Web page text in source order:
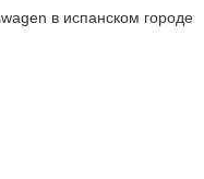
в испанском городе